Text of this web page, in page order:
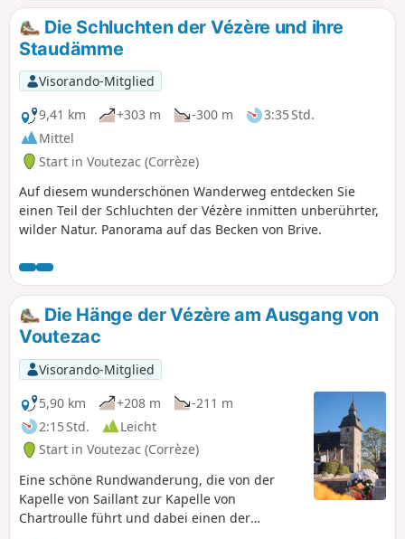
Die Schluchten der Vézère und ihre
Staudämme
Visorando-Mitglied
9,41 km
+303 m -300 m
3:35 Std.
Mittel
Start in Voutezac (Corrèze)
Auf diesem wunderschönen Wanderweg entdecken Sie
einen Teil der Schluchten der Vézère inmitten unberührter,
wilder Natur. Panorama auf das Becken von Brive.
Die Hänge der Vézère am Ausgang von
Voutezac
Visorando-Mitglied
5,90 km
+208 m
-211 m
2:15 Std.
Leicht
Start in Voutezac (Corrèze)
Eine schöne Rundwanderung, die von der
Kapelle von Saillant zur Kapelle von
Chartroulle führt und dabei einen der